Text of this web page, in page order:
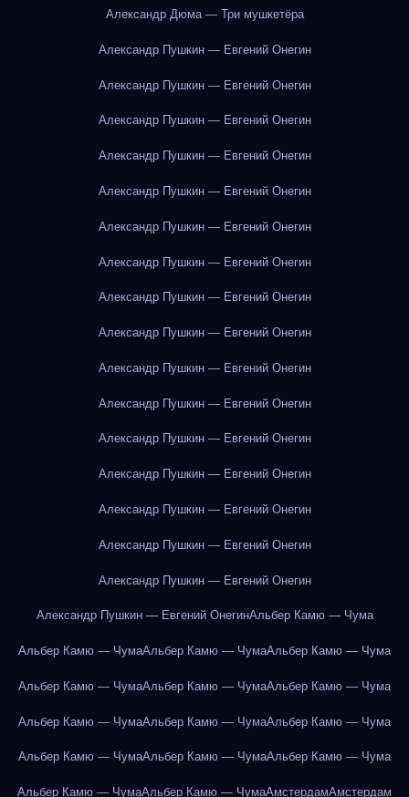
Александр Дюма — Три мушкетёра
Александр Пушкин — Евгений Онегин
Александр Пушкин — Евгений Онегин
Александр Пушкин — Евгений Онегин
Александр Пушкин — Евгений Онегин
Александр Пушкин — Евгений Онегин
Александр Пушкин — Евгений Онегин
Александр Пушкин — Евгений Онегин
Александр Пушкин — Евгений Онегин
Александр Пушкин — Евгений Онегин
Александр Пушкин — Евгений Онегин
Александр Пушкин — Евгений Онегин
Александр Пушкин — Евгений Онегин
Александр Пушкин — Евгений Онегин
Александр Пушкин — Евгений Онегин
Александр Пушкин — Евгений Онегин
Александр Пушкин — Евгений Онегин
Александр Пушкин — Евгений ОнегинАльбер Камю — Чума
Альбер Камю — ЧумаАльбер Камю — ЧумаАльбер Камю — Чума
Альбер Камю — ЧумаАльбер Камю — ЧумаАльбер Камю — Чума
Альбер Камю — ЧумаАльбер Камю — ЧумаАльбер Камю — Чума
Альбер Камю — ЧумаАльбер Камю — ЧумаАльбер Камю — Чума
Альбер Камю — ЧумаАльбер Камю — ЧумаАмстердамАмстердам